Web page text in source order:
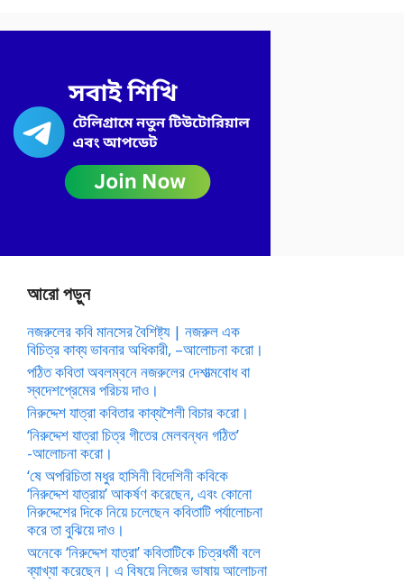
আরো পড়ুন
নজরুলের কবি মানসের বৈশিষ্ট্য | নজরুল এক
বিচিত্র কাব্য ভাবনার অধিকারী, –আলোচনা করো।
পঠিত কবিতা অবলম্বনে নজরুলের দেশাত্মবোধ বা
স্বদেশপ্রেমের পরিচয় দাও।
নিরুদ্দেশ যাত্রা কবিতার কাব্যশৈলী বিচার করো।
‘নিরুদ্দেশ যাত্রা চিত্র গীতের মেলবন্ধন গঠিত’
-আলোচনা করো।
‘ষে অপরিচিতা মধুর হাসিনী বিদেশিনী কবিকে
‘নিরুদ্দেশ যাত্রায়’ আকর্ষণ করেছেন, এবং কোনো
নিরুদ্দেশের দিকে নিয়ে চলেছেন কবিতাটি পর্যালোচনা
করে তা বুঝিয়ে দাও।
অনেকে ‘নিরুদ্দেশ যাত্রা’ কবিতাটিকে চিত্রধর্মী বলে
ব্যাখ্যা করেছেন। এ বিষয়ে নিজের ভাষায় আলোচনা